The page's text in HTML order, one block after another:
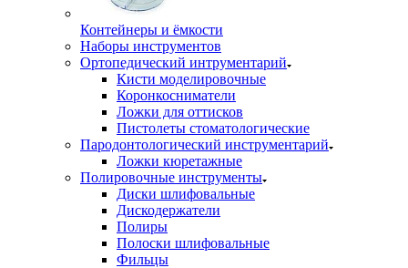
Контейнеры и ёмкости
Наборы инструментов
Ортопедический интрументарий
Кисти моделировочные
Коронкосниматели
Ложки для оттисков
Пистолеты стоматологические
Пародонтологический инструментарий
Ложки кюретажные
Полировочные инструменты
Диски шлифовальные
Дискодержатели
Полиры
Полоски шлифовальные
Фильцы